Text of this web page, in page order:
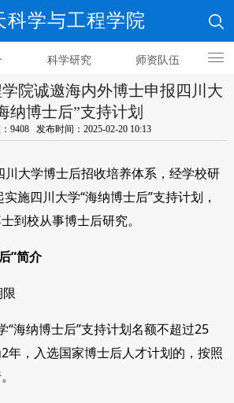
科学与工程学院
科学研究 师资队伍
院诚邀海内外博士申报四川大
纳博士后”支持计划
9408 发布时间：2025-02-20 10:13